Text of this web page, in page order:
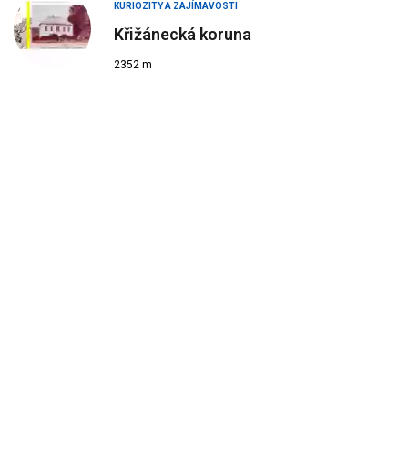
KURIOZITY A ZAJÍMAVOSTI
Křižánecká koruna
2352 m